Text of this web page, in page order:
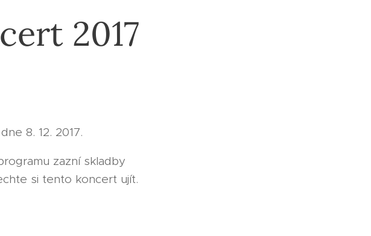
2017
8. 12. 2017.
zazní skladby
si tento koncert ujít.